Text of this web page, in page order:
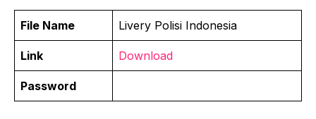
File Name Livery Polisi Indonesia
Link Download
Password